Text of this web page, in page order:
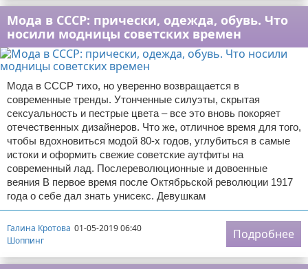
Мода в СССР: прически, одежда, обувь. Что
носили модницы советских времен
Мода в СССР тихо, но уверенно возвращается в
современные тренды. Утонченные силуэты, скрытая
сексуальность и пестрые цвета – все это вновь покоряет
отечественных дизайнеров. Что же, отличное время для того,
чтобы вдохновиться модой 80-х годов, углубиться в самые
истоки и оформить свежие советские аутфиты на
современный лад. Послереволюционные и довоенные
веяния В первое время после Октябрьской революции 1917
года о себе дал знать унисекс. Девушкам
Галина Кротова 01-05-2019 06:40
Шоппинг
Подробнее